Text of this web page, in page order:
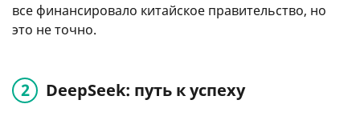
все финансировало китайское правительство, но
это не точно.
DeepSeek: путь к успеху